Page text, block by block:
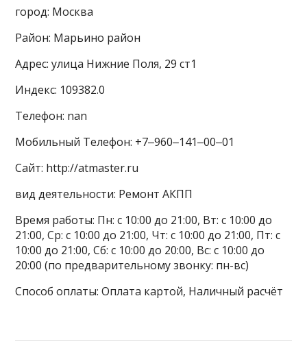
город: Москва
Район: Марьино район
Адрес: улица Нижние Поля, 29 ст1
Индекс: 109382.0
Телефон: nan
Мобильный Телефон: +7‒960‒141‒00‒01
Сайт: http://atmaster.ru
вид деятельности: Ремонт АКПП
Время работы: Пн: с 10:00 до 21:00, Вт: с 10:00 до
21:00, Ср: с 10:00 до 21:00, Чт: с 10:00 до 21:00, Пт: с
10:00 до 21:00, Сб: с 10:00 до 20:00, Вс: с 10:00 до
20:00 (по предварительному звонку: пн-вс)
Способ оплаты: Оплата картой, Наличный расчёт